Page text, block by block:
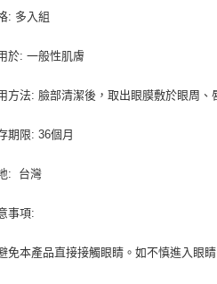
: 多入組
於: 一般性肌膚
方法: 臉部清潔後，取出眼膜敷於眼周
期限: 36個月
: 台灣
事項:
免本產品直接接觸眼睛。如不慎進入眼